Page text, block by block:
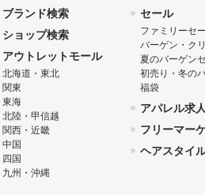
ブランド検索
ショップ検索
アウトレットモール
北海道・東北
関東
東海
北陸・甲信越
関西・近畿
中国
四国
九州・沖縄
セール
ファミリーセ
バーゲン・ク
夏のバーゲン
初売り・冬の
福袋
アパレル求
フリーマー
ヘアスタイ